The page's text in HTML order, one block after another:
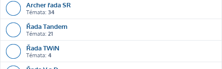
Archer řada SR
Témata: 34
Řada Tandem
Témata: 21
Řada TWiN
Témata: 4